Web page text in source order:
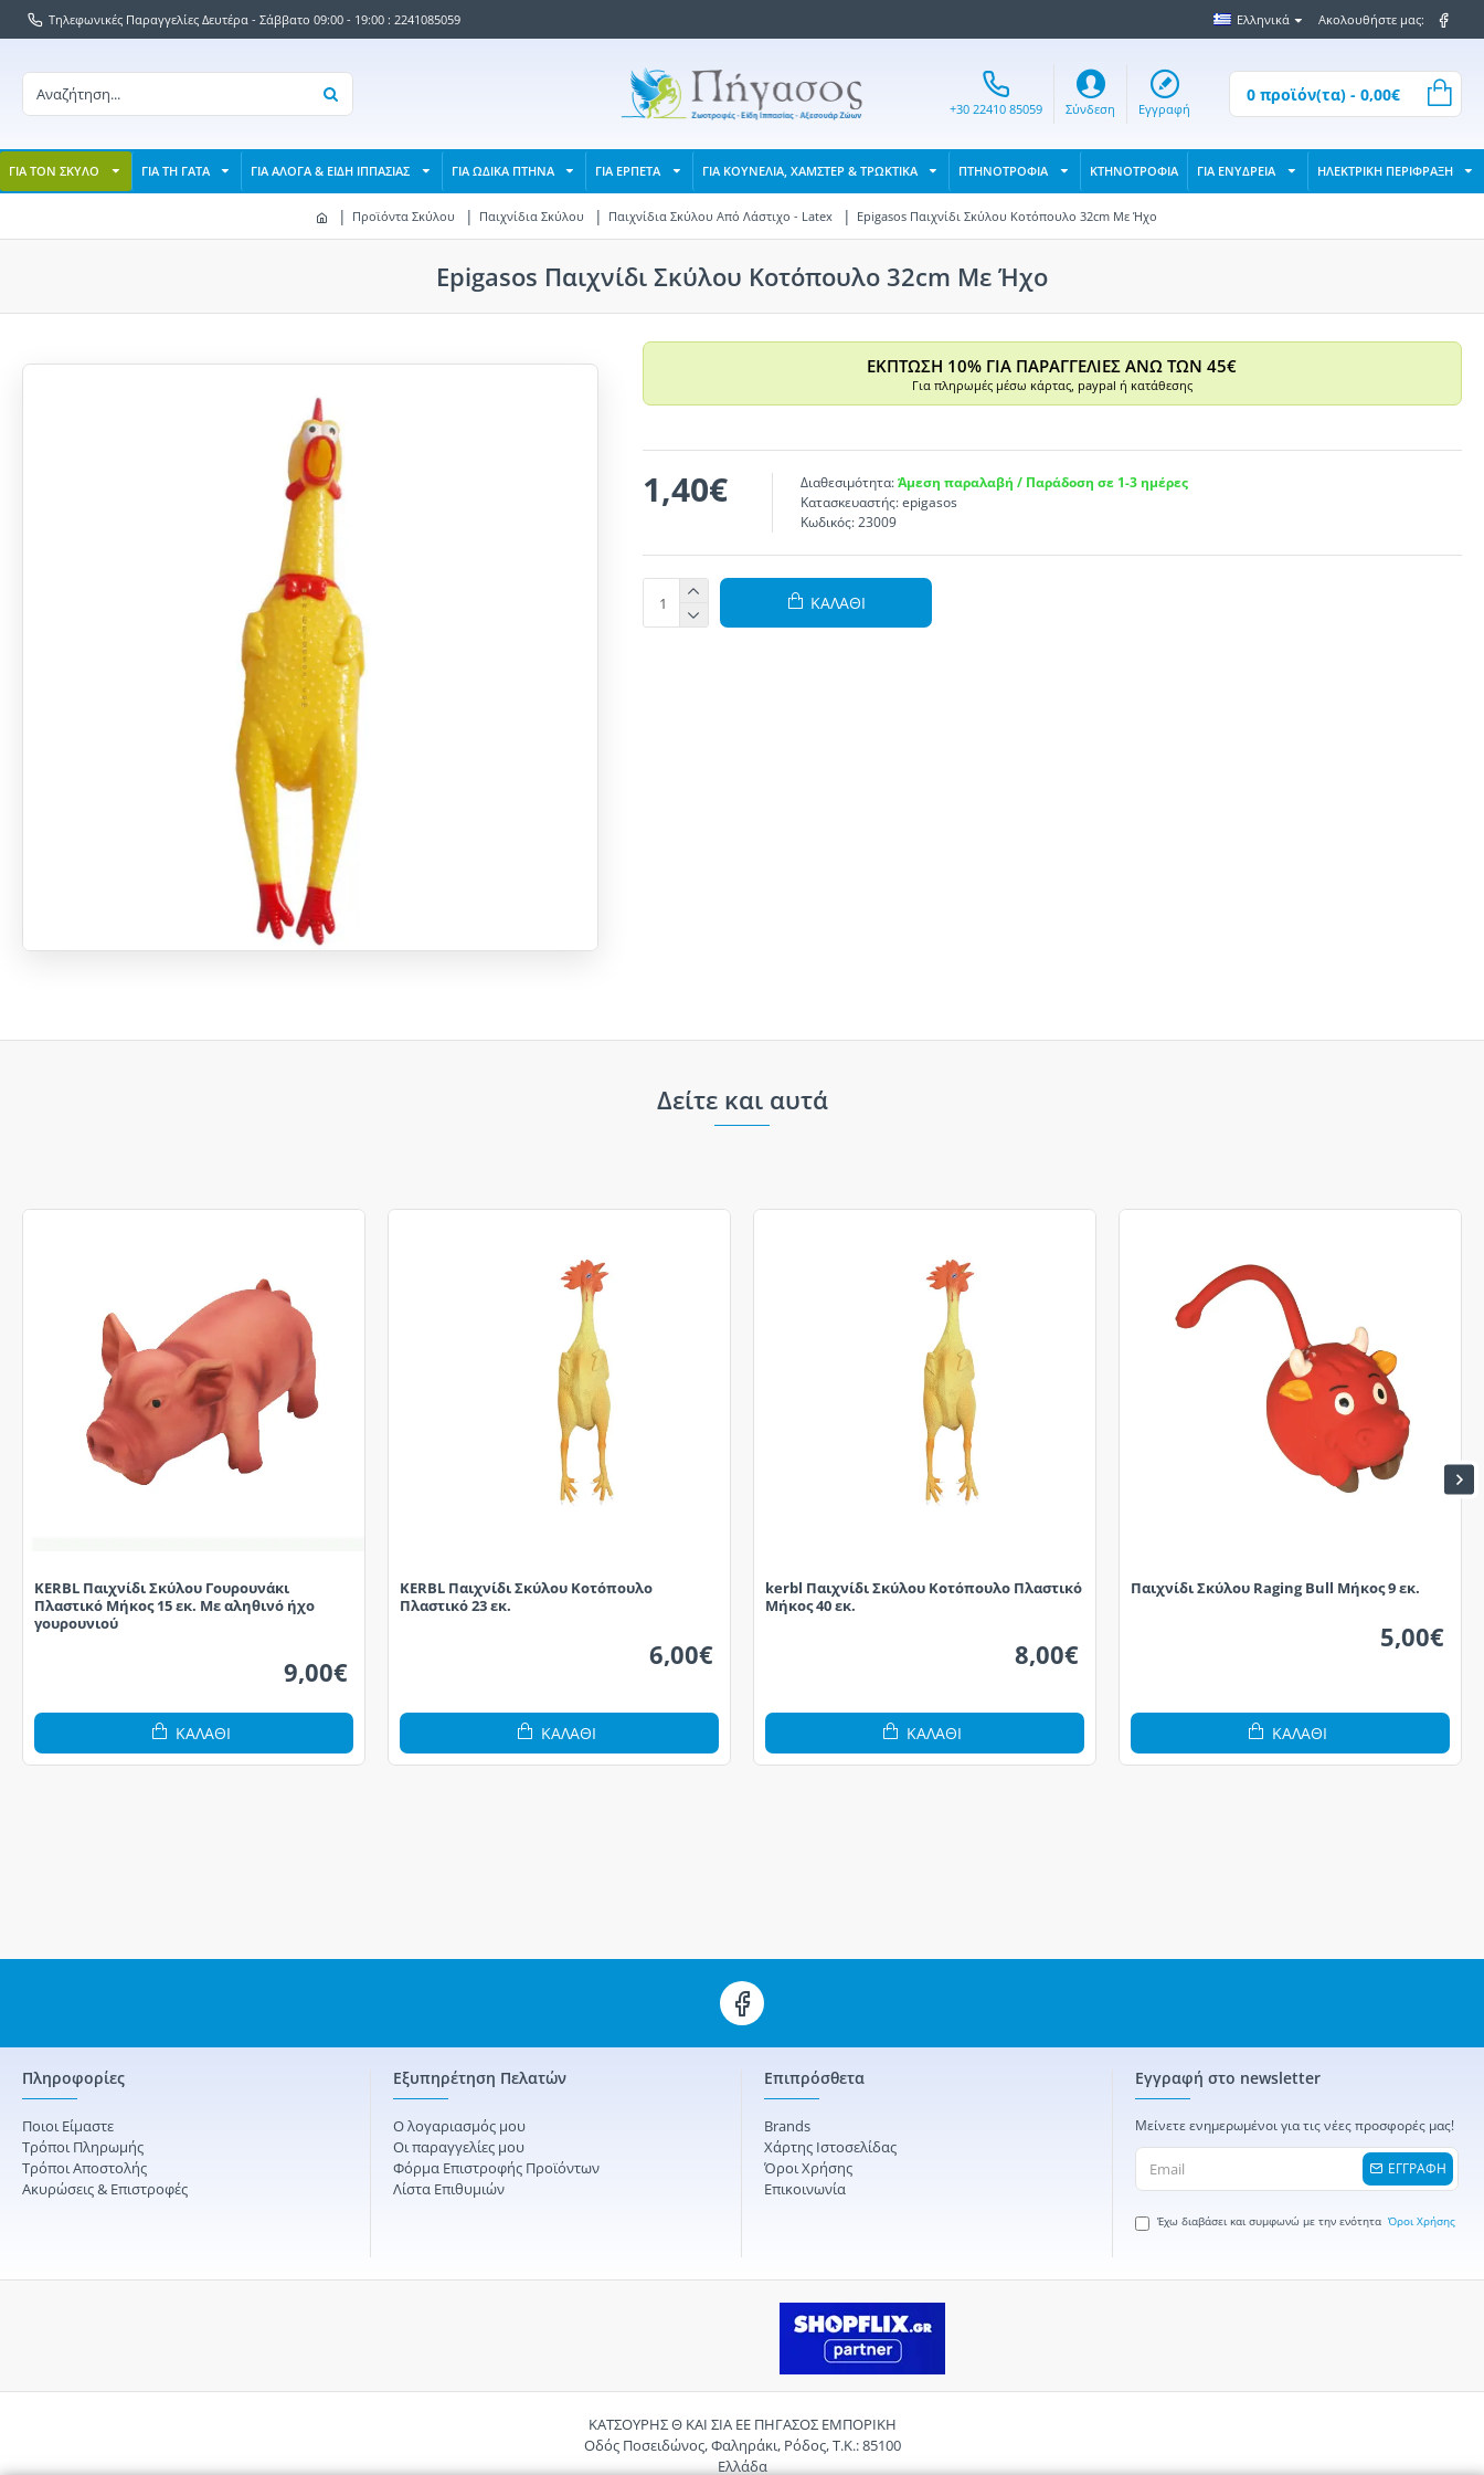
Τηλεφωνικές Παραγγελίες Δευτέρα - Σάββατο 09:00 - 19:00 : 2241085059 Ελληνικά Ακολουθήστε μας:
+30 22410 85059 Σύνδεση Εγγραφή
0 προϊόν(τα) - 0,00€
ΓΙΑ ΤΟΝ ΣΚΥΛΟ ΓΙΑ ΤΗ ΓΑΤΑ ΓΙΑ ΑΛΟΓΑ & ΕΙΔΗ ΙΠΠΑΣΙΑΣ ΓΙΑ ΩΔΙΚΑ ΠΤΗΝΑ ΓΙΑ ΕΡΠΕΤΑ ΓΙΑ ΚΟΥΝΕΛΙΑ, ΧΑΜΣΤΕΡ & ΤΡΩΚΤΙΚΑ ΠΤΗΝΟΤΡΟΦΙΑ ΚΤΗΝΟΤΡΟΦΙΑ ΓΙΑ ΕΝΥΔΡΕΙΑ ΗΛΕΚΤΡΙΚΗ ΠΕΡΙΦΡΑΞΗ
Προϊόντα Σκύλου Παιχνίδια Σκύλου Παιχνίδια Σκύλου Από Λάστιχο - Latex Epigasos Παιχνίδι Σκύλου Κοτόπουλο 32cm Με Ήχο
Epigasos Παιχνίδι Σκύλου Κοτόπουλο 32cm Με Ήχο
ΕΚΠΤΩΣΗ 10% ΓΙΑ ΠΑΡΑΓΓΕΛΙΕΣ ΑΝΩ ΤΩΝ 45€
Για πληρωμές μέσω κάρτας, paypal ή κατάθεσης
1,40€ Διαθεσιμότητα: Άμεση παραλαβή / Παράδοση σε 1-3 ημέρες
Κατασκευαστής: epigasos
Κωδικός: 23009
ΚΑΛΆΘΙ
Δείτε και αυτά
KERBL Παιχνίδι Σκύλου Γουρουνάκι
Πλαστικό Μήκος 15 εκ. Με αληθινό ήχο
γουρουνιού
9,00€
ΚΑΛΆΘΙ
KERBL Παιχνίδι Σκύλου Κοτόπουλο
Πλαστικό 23 εκ.
6,00€
ΚΑΛΆΘΙ
kerbl Παιχνίδι Σκύλου Κοτόπουλο Πλαστικό
Μήκος 40 εκ.
8,00€
ΚΑΛΆΘΙ
Παιχνίδι Σκύλου Raging Bull Μήκος 9 εκ.
5,00€
ΚΑΛΆΘΙ
Πληροφορίες
Ποιοι Είμαστε
Τρόποι Πληρωμής
Τρόποι Αποστολής
Ακυρώσεις & Επιστροφές
Εξυπηρέτηση Πελατών
Ο λογαριασμός μου
Οι παραγγελίες μου
Φόρμα Επιστροφής Προϊόντων
Λίστα Επιθυμιών
Επιπρόσθετα
Brands
Χάρτης Ιστοσελίδας
Όροι Χρήσης
Επικοινωνία
Εγγραφή στο newsletter
Μείνετε ενημερωμένοι για τις νέες προσφορές μας!
ΕΓΓΡΑΦΗ
Έχω διαβάσει και συμφωνώ με την ενότητα Όροι Χρήσης
ΚΑΤΣΟΥΡΗΣ Θ ΚΑΙ ΣΙΑ ΕΕ ΠΗΓΑΣΟΣ ΕΜΠΟΡΙΚΗ
Οδός Ποσειδώνος, Φαληράκι, Ρόδος, Τ.Κ.: 85100
Ελλάδα